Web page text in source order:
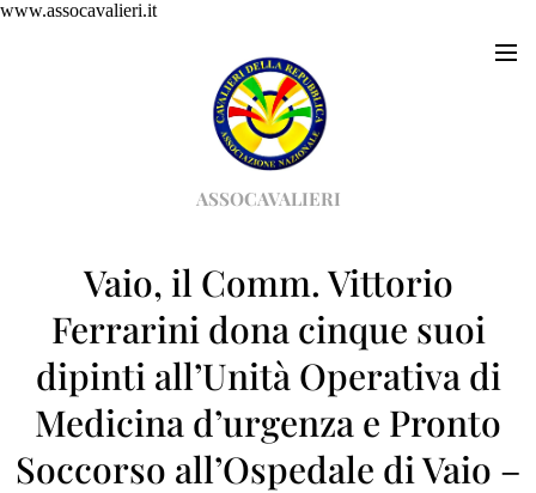
www.assocavalieri.it
ASSOCAVALIERI
Vaio, il Comm. Vittorio
Ferrarini dona cinque suoi
dipinti all’Unità Operativa di
Medicina d’urgenza e Pronto
Soccorso all’Ospedale di Vaio –